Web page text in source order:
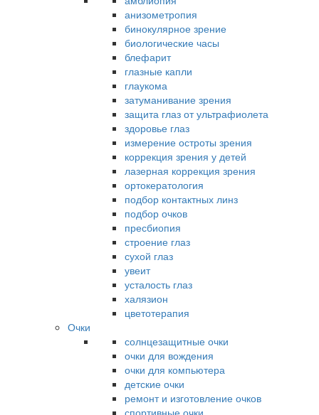
анизометропия
бинокулярное зрение
биологические часы
блефарит
глазные капли
глаукома
затуманивание зрения
защита глаз от ультрафиолета
здоровье глаз
измерение остроты зрения
коррекция зрения у детей
лазерная коррекция зрения
ортокератология
подбор контактных линз
подбор очков
пресбиопия
строение глаз
сухой глаз
увеит
усталость глаз
халязион
цветотерапия
Очки
солнцезащитные очки
очки для вождения
очки для компьютера
детские очки
ремонт и изготовление очков